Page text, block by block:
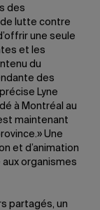
des
lutte contre
une seule
et les
du
des
Lyne
à Montréal au
maintenant
Une
et d’animation
organismes
partagés, un